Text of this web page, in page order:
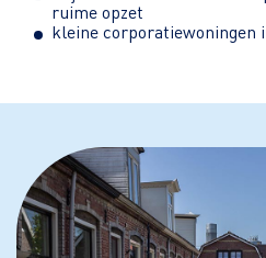
ruime opzet
kleine corporatiewoningen